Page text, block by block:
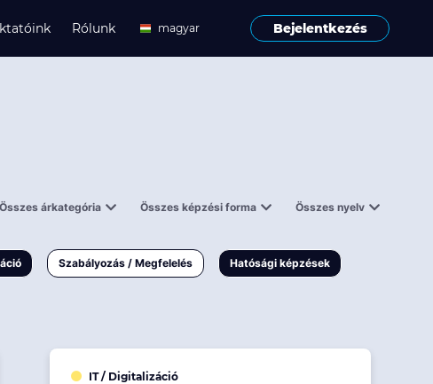
Rólunk
magyar
Bejelentkezés
Összes árkategória
< 50 000 Ft
Összes képzési forma
Online
Vizsga / pótvizsga
Összes nyelv
magyar
Szabályozás / Megfelelés Hatósági képzések
IT / Digitalizáció